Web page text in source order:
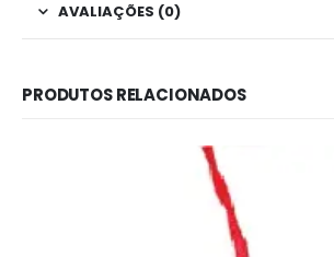
AVALIAÇÕES (0)
PRODUTOS RELACIONADOS